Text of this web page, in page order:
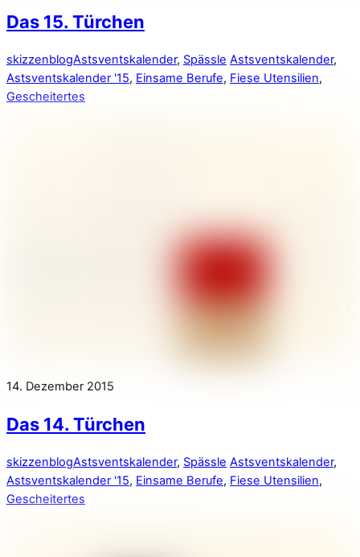
Das 15. Türchen
skizzenblogAstsventskalender, Spässle Astsventskalender,
Astsventskalender '15, Einsame Berufe, Fiese Utensilien,
Gescheitertes
14. Dezember 2015
Das 14. Türchen
skizzenblogAstsventskalender, Spässle Astsventskalender,
Astsventskalender '15, Einsame Berufe, Fiese Utensilien,
Gescheitertes